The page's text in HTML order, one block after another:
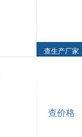
查生产厂家
查价格